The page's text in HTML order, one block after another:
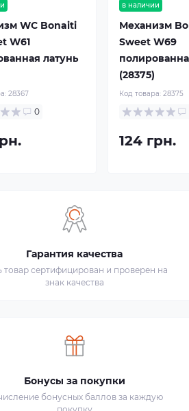
WC Bonaiti
W61
латунь
28367
0
в наличии
Механизм
Sweet W69
(28375)
Код товара:28375
124 грн.
Гарантия качества
товар сертифицирован и проверен на
знак качества
Бонусы за покупки
бонусных баллов за каждую